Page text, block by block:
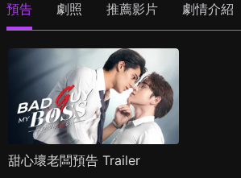
預告 劇照 推薦影片 劇情介紹
甜心壞老闆預告 Trailer